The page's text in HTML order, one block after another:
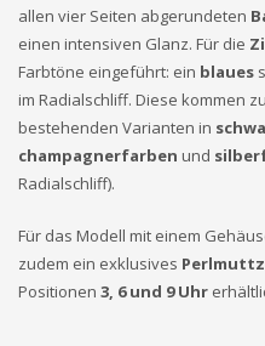
allen vier Seiten abgerundeten
einen intensiven Glanz. Für die
Farbtöne eingeführt: ein blaues
im Radialschliff. Diese kommen
bestehenden Varianten in
champagnerfarben und
Radialschliff).
Für das Modell mit einem
zudem ein exklusives
Positionen 3, 6 und 9 Uhr